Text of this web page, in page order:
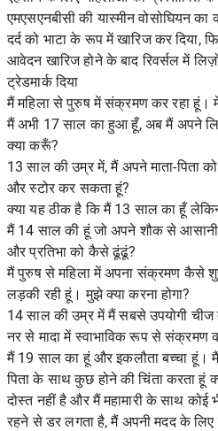
एमएसएनबीसी की यास्मीन वोसोघियन
दर्द को भाटा के रूप में खारिज कर दिया,
आवेदन खारिज होने के बाद रिवर्सल में
ट्रेडमार्क दिया
मैं महिला से पुरुष में संक्रमण कर रहा हूं।
मैं अभी 17 साल का हुआ हूँ, अब मैं अपने लिए
क्या करूँ?
13 साल की उम्र में, मैं अपने माता-पिता
और स्टोर कर सकता हूं?
क्या यह ठीक है कि मैं 13 साल का हूँ
मैं 14 साल की हूं जो अपने शौक से
और प्रतिभा को कैसे ढूंढूं?
मैं पुरुष से महिला में अपना संक्रमण कैसे
लड़की रही हूं। मुझे क्या करना होगा?
14 साल की उम्र में मैं सबसे उपयोगी
नर से मादा में स्वाभाविक रूप से संक्रमण
मैं 19 साल का हूं और इकलौता बच्चा हूं।
पिता के साथ कुछ होने की चिंता करता हूं
दोस्त नहीं है और मैं महामारी के साथ
रहने से डर लगता है, मैं अपनी मदद के